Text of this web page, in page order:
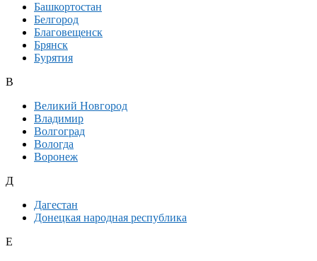
Башкортостан
Белгород
Благовещенск
Брянск
Бурятия
В
Великий Новгород
Владимир
Волгоград
Вологда
Воронеж
Д
Дагестан
Донецкая народная республика
Е